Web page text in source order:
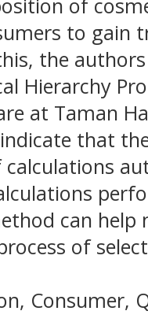
to gain
the
Hierarchy
at Taman
that
can help
of
Consumer,